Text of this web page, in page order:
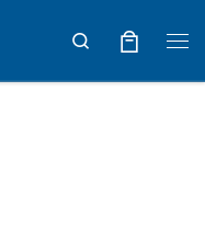
Search